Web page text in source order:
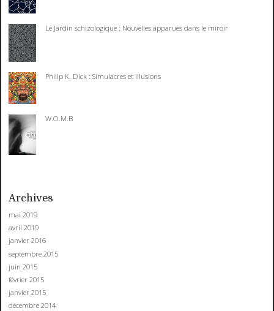
Le Jardin schizologique : Nouvelles apparues dans le miroir
Philip K. Dick : Simulacres et illusions
W.O.M.B
Archives
mai 2019
avril 2019
janvier 2016
septembre 2015
juin 2015
février 2015
janvier 2015
décembre 2014